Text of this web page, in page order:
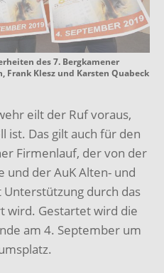
des 7. Bergkamener
Frank Klesz und Karsten Quabeck
eilt der Ruf voraus,
ist. Das gilt auch für den
Firmenlauf, der von der
und der AuK Alten- und
durch das
wird. Gestartet wird die
am 4. September um